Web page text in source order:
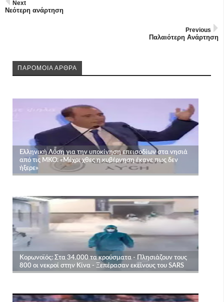
Next
Νεότερη ανάρτηση
Previous
Παλαιότερη Ανάρτηση
ΠΑΡΟΜΟΙΑ ΑΡΘΡΑ